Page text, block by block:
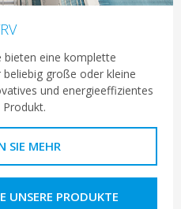
bieten eine komplette
große oder kleine
und energieeffizientes
Produkt.
SIE MEHR
UNSERE PRODUKTE